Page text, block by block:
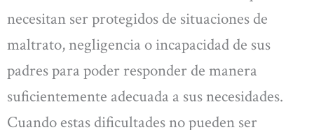
necesitan ser protegidos de situaciones de
maltrato, negligencia o incapacidad de sus
padres para poder responder de manera
suficientemente adecuada a sus necesidades.
Cuando estas dificultades no pueden ser